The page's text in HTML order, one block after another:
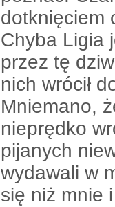
dotknięciem
Chyba Ligia
przez tę
nich wrócił
Mniemano,
nieprędko
pijanych
wydawali w
się niż mnie